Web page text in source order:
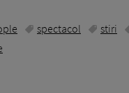
spectacol stiri